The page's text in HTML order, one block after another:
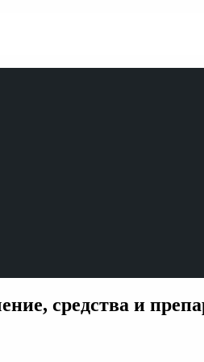
средства и